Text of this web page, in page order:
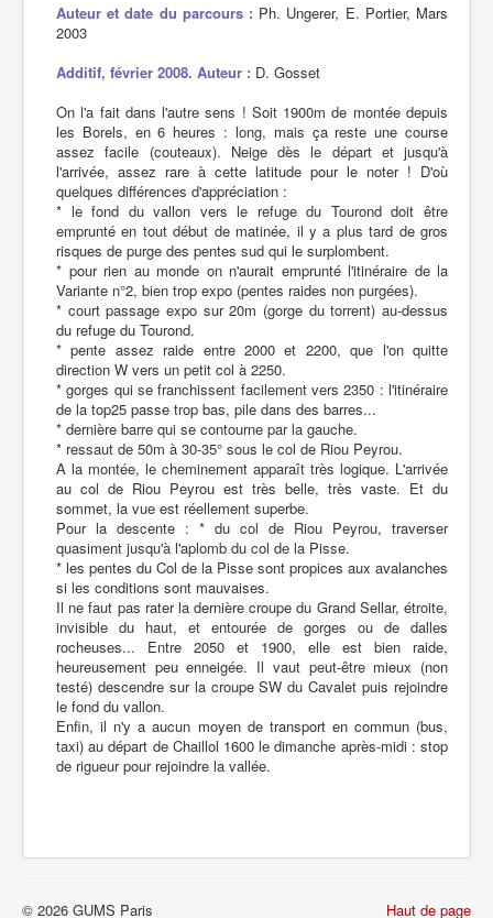
Auteur et date du parcours : Ph. Ungerer, E. Portier, Mars
2003
Additif, février 2008. Auteur : D. Gosset
On l'a fait dans l'autre sens ! Soit 1900m de montée depuis
les Borels, en 6 heures : long, mais ça reste une course
assez facile (couteaux). Neige dès le départ et jusqu'à
l'arrivée, assez rare à cette latitude pour le noter ! D'où
quelques différences d'appréciation :
* le fond du vallon vers le refuge du Tourond doit être
emprunté en tout début de matinée, il y a plus tard de gros
risques de purge des pentes sud qui le surplombent.
* pour rien au monde on n'aurait emprunté l'itinéraire de la
Variante n°2, bien trop expo (pentes raides non purgées).
* court passage expo sur 20m (gorge du torrent) au-dessus
du refuge du Tourond.
* pente assez raide entre 2000 et 2200, que l'on quitte
direction W vers un petit col à 2250.
* gorges qui se franchissent facilement vers 2350 : l'itinéraire
de la top25 passe trop bas, pile dans des barres...
* dernière barre qui se contourne par la gauche.
* ressaut de 50m à 30-35° sous le col de Riou Peyrou.
A la montée, le cheminement apparaît très logique. L'arrivée
au col de Riou Peyrou est très belle, très vaste. Et du
sommet, la vue est réellement superbe.
Pour la descente : * du col de Riou Peyrou, traverser
quasiment jusqu'à l'aplomb du col de la Pisse.
* les pentes du Col de la Pisse sont propices aux avalanches
si les conditions sont mauvaises.
Il ne faut pas rater la dernière croupe du Grand Sellar, étroite,
invisible du haut, et entourée de gorges ou de dalles
rocheuses... Entre 2050 et 1900, elle est bien raide,
heureusement peu enneigée. Il vaut peut-être mieux (non
testé) descendre sur la croupe SW du Cavalet puis rejoindre
le fond du vallon.
Enfin, il n'y a aucun moyen de transport en commun (bus,
taxi) au départ de Chaillol 1600 le dimanche après-midi : stop
de rigueur pour rejoindre la vallée.
Haut de page
© 2026 GUMS Paris